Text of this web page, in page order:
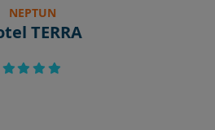
NEPTUN
TERRA